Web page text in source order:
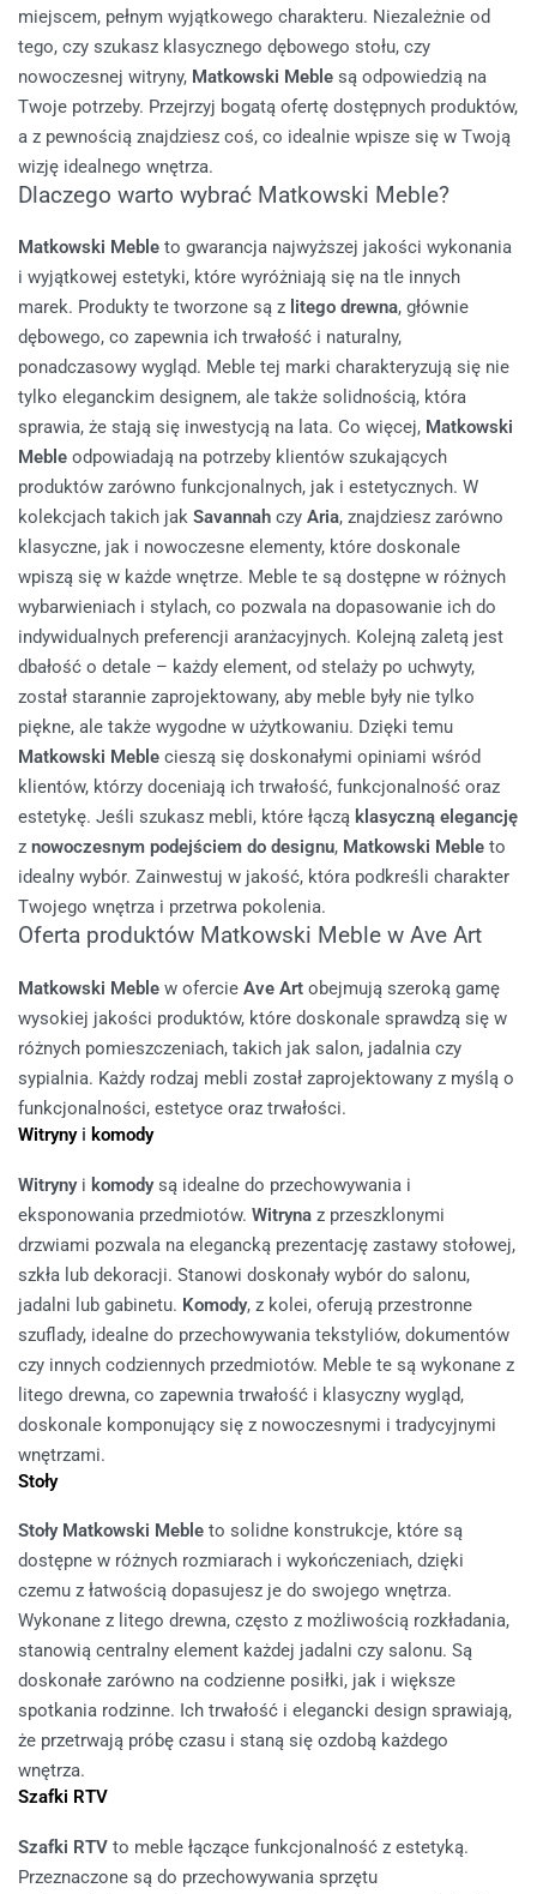
miejscem, pełnym wyjątkowego charakteru. Niezależnie od
tego, czy szukasz klasycznego dębowego stołu, czy
nowoczesnej witryny, Matkowski Meble są odpowiedzią na
Twoje potrzeby. Przejrzyj bogatą ofertę dostępnych produktów,
a z pewnością znajdziesz coś, co idealnie wpisze się w Twoją
wizję idealnego wnętrza.
Dlaczego warto wybrać Matkowski Meble?
Matkowski Meble to gwarancja najwyższej jakości wykonania
i wyjątkowej estetyki, które wyróżniają się na tle innych
marek. Produkty te tworzone są z litego drewna, głównie
dębowego, co zapewnia ich trwałość i naturalny,
ponadczasowy wygląd. Meble tej marki charakteryzują się nie
tylko eleganckim designem, ale także solidnością, która
sprawia, że stają się inwestycją na lata. Co więcej, Matkowski
Meble odpowiadają na potrzeby klientów szukających
produktów zarówno funkcjonalnych, jak i estetycznych. W
kolekcjach takich jak Savannah czy Aria, znajdziesz zarówno
klasyczne, jak i nowoczesne elementy, które doskonale
wpiszą się w każde wnętrze. Meble te są dostępne w różnych
wybarwieniach i stylach, co pozwala na dopasowanie ich do
indywidualnych preferencji aranżacyjnych. Kolejną zaletą jest
dbałość o detale – każdy element, od stelaży po uchwyty,
został starannie zaprojektowany, aby meble były nie tylko
piękne, ale także wygodne w użytkowaniu. Dzięki temu
Matkowski Meble cieszą się doskonałymi opiniami wśród
klientów, którzy doceniają ich trwałość, funkcjonalność oraz
estetykę. Jeśli szukasz mebli, które łączą klasyczną elegancję
z nowoczesnym podejściem do designu, Matkowski Meble to
idealny wybór. Zainwestuj w jakość, która podkreśli charakter
Twojego wnętrza i przetrwa pokolenia.
Oferta produktów Matkowski Meble w Ave Art
Matkowski Meble w ofercie Ave Art obejmują szeroką gamę
wysokiej jakości produktów, które doskonale sprawdzą się w
różnych pomieszczeniach, takich jak salon, jadalnia czy
sypialnia. Każdy rodzaj mebli został zaprojektowany z myślą o
funkcjonalności, estetyce oraz trwałości.
Witrynyi komody
Witrynyi komodysą idealne do przechowywania i
eksponowania przedmiotów. Witryna z przeszklonymi
drzwiami pozwala na elegancką prezentację zastawy stołowej,
szkła lub dekoracji. Stanowi doskonały wybór do salonu,
jadalni lub gabinetu. Komody, z kolei, oferują przestronne
szuflady, idealne do przechowywania tekstyliów, dokumentów
czy innych codziennych przedmiotów. Meble te są wykonane z
litego drewna, co zapewnia trwałość i klasyczny wygląd,
doskonale komponujący się z nowoczesnymi i tradycyjnymi
wnętrzami.
Stoły
Stoły Matkowski Meble to solidne konstrukcje, które są
dostępne w różnych rozmiarach i wykończeniach, dzięki
czemu z łatwością dopasujesz je do swojego wnętrza.
Wykonane z litego drewna, często z możliwością rozkładania,
stanowią centralny element każdej jadalni czy salonu. Są
doskonałe zarówno na codzienne posiłki, jak i większe
spotkania rodzinne. Ich trwałość i elegancki design sprawiają,
że przetrwają próbę czasu i staną się ozdobą każdego
wnętrza.
Szafki RTV
Szafki RTV to meble łączące funkcjonalność z estetyką.
Przeznaczone są do przechowywania sprzętu